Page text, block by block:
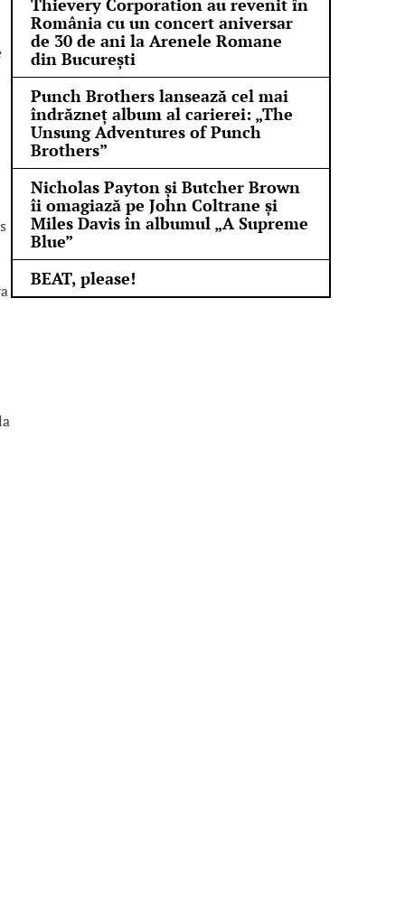
Thievery Corporation au revenit în
România cu un concert aniversar
de 30 de ani la Arenele Romane
din București
Punch Brothers lansează cel mai
îndrăzneț album al carierei: „The
Unsung Adventures of Punch
Brothers”
Nicholas Payton și Butcher Brown
îi omagiază pe John Coltrane și
Miles Davis în albumul „A Supreme
Blue”
BEAT, please!